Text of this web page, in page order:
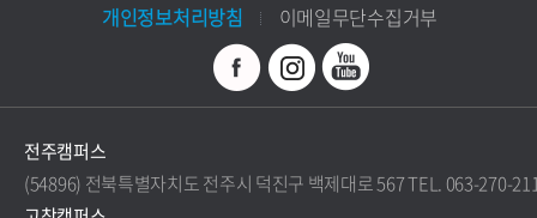
개인정보처리방침 이메일무단수집거부
전주캠퍼스
(54896) 전북특별자치도 전주시 덕진구 백제대로 567 TEL. 063-270-